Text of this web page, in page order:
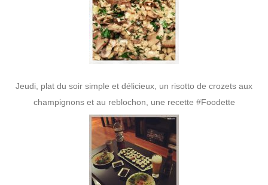
Jeudi, plat du soir simple et délicieux, un risotto de crozets aux
champignons et au reblochon, une recette #Foodette